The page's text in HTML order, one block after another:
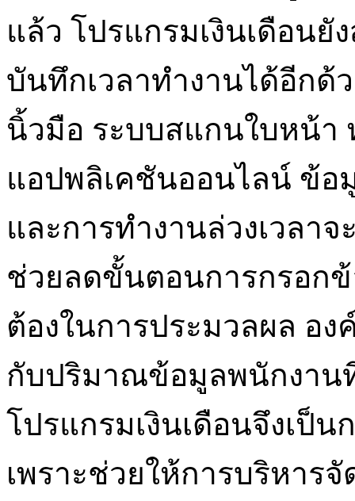
แล้ว โปรแกรมเงินเดือนยั
บันทึกเวลาทำงานได้อีกด้
นิ้วมือ ระบบสแกนใบหน้า
แอปพลิเคชันออนไลน์ ข้อ
และการทำงานล่วงเวลา
ช่วยลดขั้นตอนการกรอก
ต้องในการประมวลผล อ
กับปริมาณข้อมูลพนักงาน
โปรแกรมเงินเดือนจึงเป็
เพราะช่วยให้การบริหาร